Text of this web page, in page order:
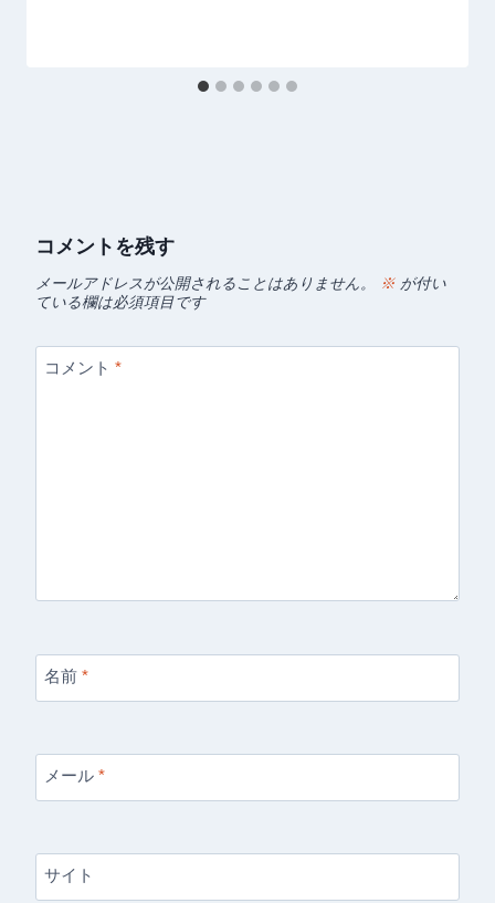
コメントを残す
メールアドレスが公開されることはありません。 ※ が付い
ている欄は必須項目です
コメント *
名前 *
メール *
サイト